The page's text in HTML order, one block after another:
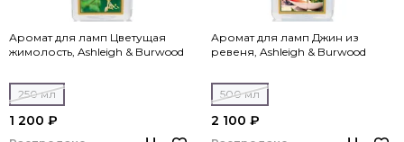
Аромат для ламп Цветущая
жимолость, Ashleigh & Burwood
250 мл
1 200 ₽
Аромат для ламп Джин из
ревеня, Ashleigh & Burwood
500 мл
2 100 ₽